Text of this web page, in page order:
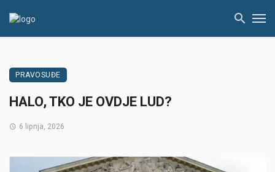
PRAVOSUĐE
HALO, TKO JE OVDJE LUD?
6 lipnja, 2026